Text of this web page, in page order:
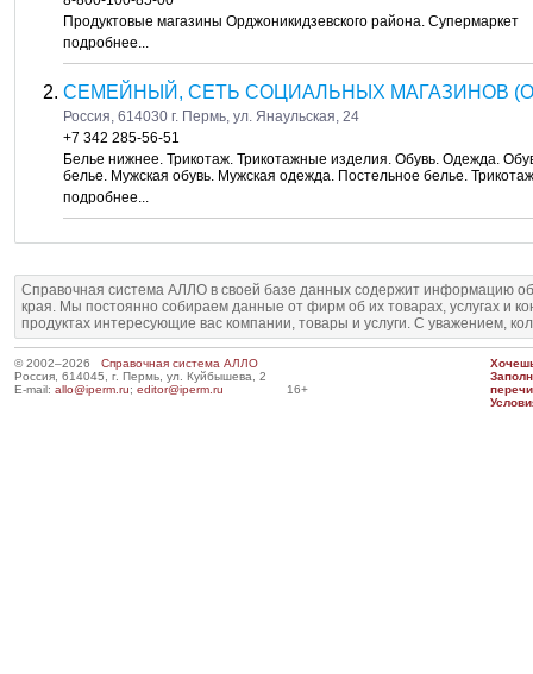
Продуктовые магазины Орджоникидзевского района. Супермаркет
подробнее...
СЕМЕЙНЫЙ, СЕТЬ СОЦИАЛЬНЫХ МАГАЗИНОВ
Россия, 614030 г. Пермь, ул. Янаульская, 24
+7 342 285-56-51
Белье нижнее. Трикотаж. Трикотажные изделия. Обувь. Одежда.
белье. Мужская обувь. Мужская одежда. Постельное белье. Трикотаж
подробнее...
Справочная система АЛЛО в своей базе данных содержит информацию
края. Мы постоянно собираем данные от фирм об их товарах, услугах и
продуктах интересующие вас компании, товары и услуги. С уважением,
© 2002–2026 Справочная система АЛЛО
Россия, 614045, г. Пермь, ул. Куйбышева, 2
E-mail: allo@iperm.ru; editor@iperm.ru 16+